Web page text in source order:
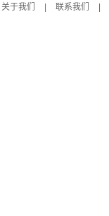
关于我们
联系我们